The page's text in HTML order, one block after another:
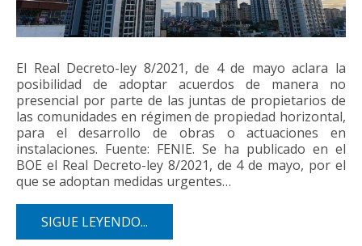
El Real Decreto-ley 8/2021, de 4 de mayo aclara la
posibilidad de adoptar acuerdos de manera no
presencial por parte de las juntas de propietarios de
las comunidades en régimen de propiedad horizontal,
para el desarrollo de obras o actuaciones en
instalaciones. Fuente: FENIE. Se ha publicado en el
BOE el Real Decreto-ley 8/2021, de 4 de mayo, por el
que se adoptan medidas urgentes…
SIGUE LEYENDO...